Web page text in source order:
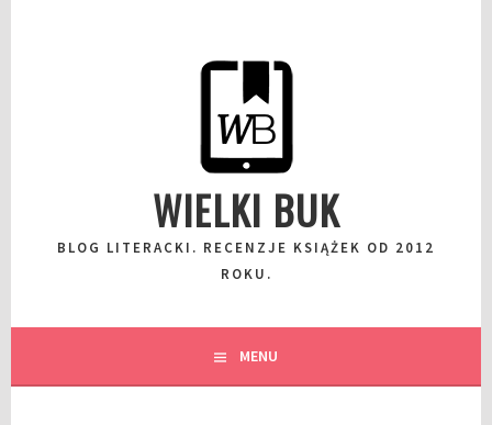
WIELKI BUK
BLOG LITERACKI. RECENZJE KSIĄŻEK OD 2012
ROKU.
MENU